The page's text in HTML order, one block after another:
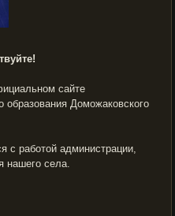
сайте
образования Доможаковского
с работой администрации,
нашего села.